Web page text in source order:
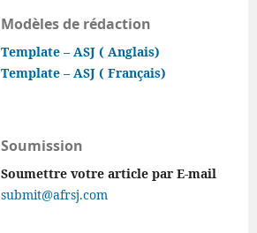
Modèles de rédaction
Template – ASJ ( Anglais)
Template – ASJ ( Français)
Soumission
Soumettre votre article par E-mail
submit@afrsj.com